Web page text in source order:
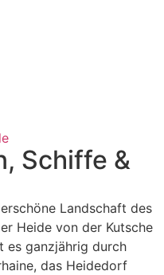
Schiffe &
Landschaft des
Heide von der Kutsche
es ganzjährig durch
das Heidedorf